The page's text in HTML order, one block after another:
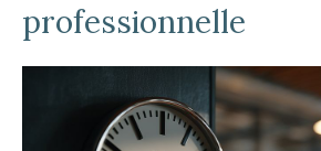
professionnelle